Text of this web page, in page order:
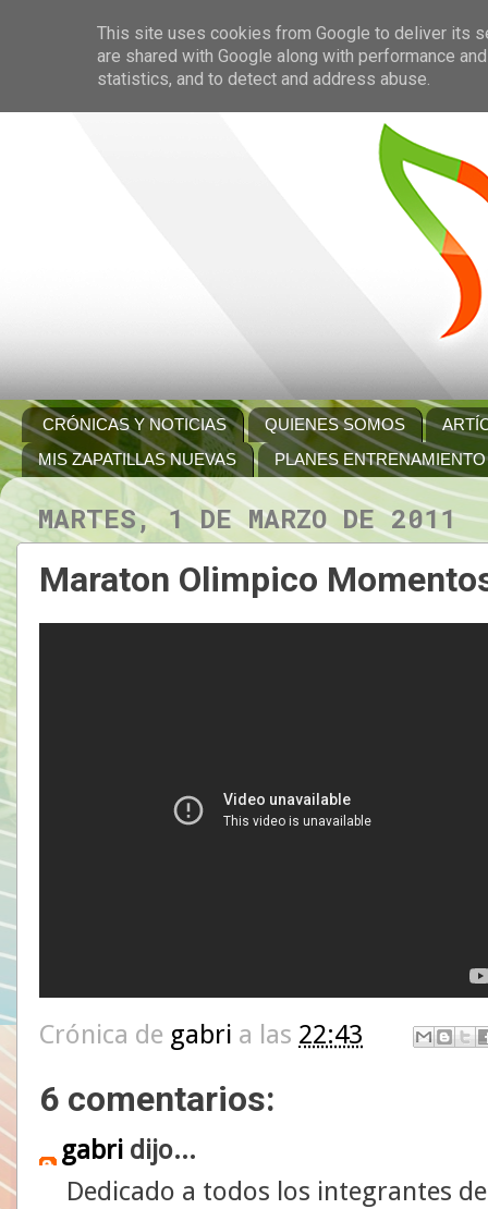
CRÓNICAS Y NOTICIAS QUIENES SOMOS
MIS ZAPATILLAS NUEVAS
PLANES ENTRENAMIENTO
MARTES, 1 DE MARZO DE 2011
Maraton Olimpico
Crónica de gabri a las 22:43
6 comentarios:
gabri dijo...
Dedicado a todos los integrantes
This site uses cookies from Google to deliver its
are shared with Google along with performance
statistics, and to detect and address abuse.